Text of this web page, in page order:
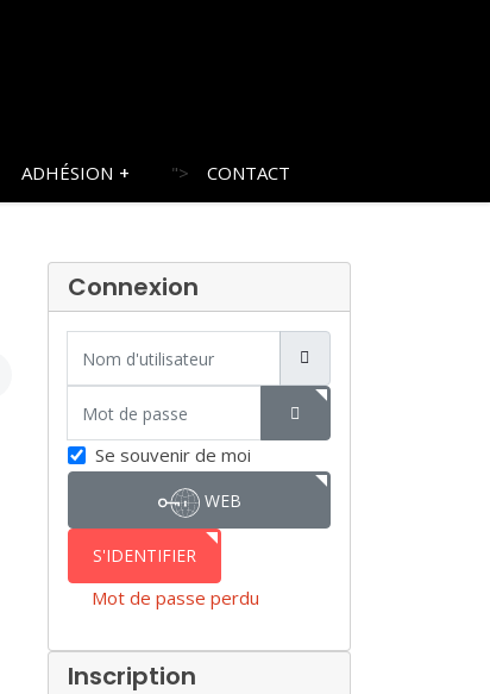
ADHÉSION "> CONTACT
Connexion
SHOW PASSWORD
Se souvenir de moi
WEB
AUTHENTICATION
S'IDENTIFIER
Mot de passe perdu
Inscription